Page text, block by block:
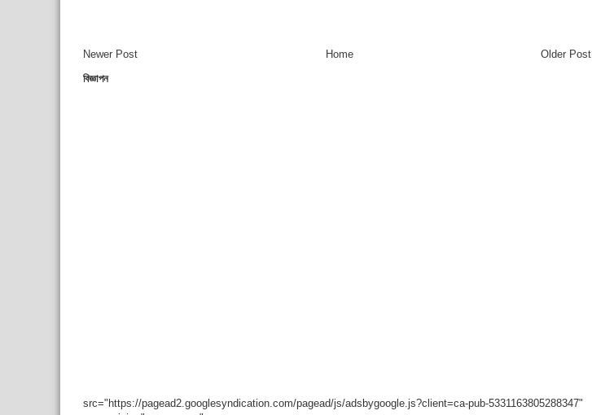
Newer Post Older Post
Home
বিজ্ঞাপন
src="https://pagead2.googlesyndication.com/pagead/js/adsbygoogle.js?client=ca-pub-5331163805288347"